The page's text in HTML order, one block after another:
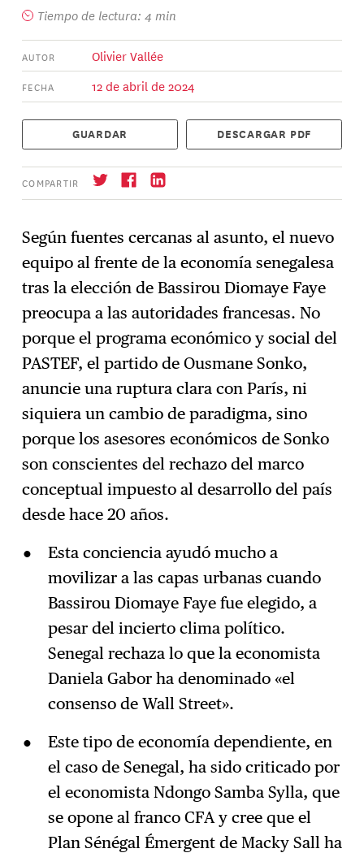
Tiempo de lectura: 4 min
AUTOR Olivier Vallée
FECHA 12 de abril de 2024
GUARDAR DESCARGAR PDF
COMPARTIR
→ Suscríbase
Según fuentes cercanas al asunto, el nuevo
equipo al frente de la economía senegalesa
tras la elección de Bassirou Diomaye Faye
preocupa a las autoridades francesas. No
porque el programa económico y social del
PASTEF, el partido de Ousmane Sonko,
anuncie una ruptura clara con París, ni
siquiera un cambio de paradigma, sino
porque los asesores económicos de Sonko
son conscientes del rechazo del marco
conceptual impuesto al desarrollo del país
desde hace 20 años.
Esta conciencia ayudó mucho a
movilizar a las capas urbanas cuando
Bassirou Diomaye Faye fue elegido, a
pesar del incierto clima político.
Senegal rechaza lo que la economista
Daniela Gabor ha denominado «el
consenso de Wall Street».
Este tipo de economía dependiente, en
el caso de Senegal, ha sido criticado por
el economista Ndongo Samba Sylla, que
se opone al franco CFA y cree que el
Plan Sénégal Émergent de Macky Sall ha